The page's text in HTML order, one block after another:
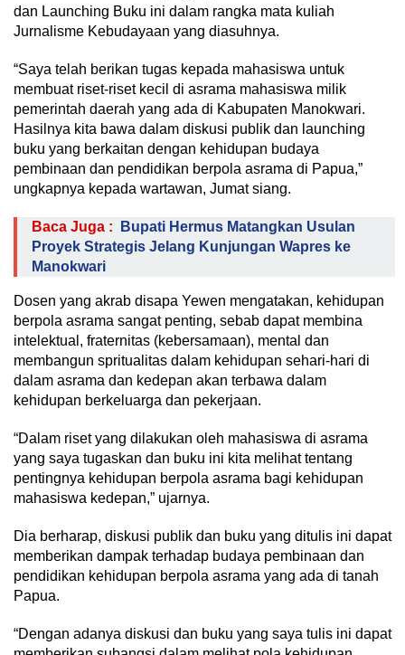
dan Launching Buku ini dalam rangka mata kuliah
Jurnalisme Kebudayaan yang diasuhnya.
“Saya telah berikan tugas kepada mahasiswa untuk
membuat riset-riset kecil di asrama mahasiswa milik
pemerintah daerah yang ada di Kabupaten Manokwari.
Hasilnya kita bawa dalam diskusi publik dan launching
buku yang berkaitan dengan kehidupan budaya
pembinaan dan pendidikan berpola asrama di Papua,”
ungkapnya kepada wartawan, Jumat siang.
Baca Juga :
Bupati Hermus Matangkan Usulan
Proyek Strategis Jelang Kunjungan Wapres ke
Manokwari
Dosen yang akrab disapa Yewen mengatakan, kehidupan
berpola asrama sangat penting, sebab dapat membina
intelektual, fraternitas (kebersamaan), mental dan
membangun spritualitas dalam kehidupan sehari-hari di
dalam asrama dan kedepan akan terbawa dalam
kehidupan berkeluarga dan pekerjaan.
“Dalam riset yang dilakukan oleh mahasiswa di asrama
yang saya tugaskan dan buku ini kita melihat tentang
pentingnya kehidupan berpola asrama bagi kehidupan
mahasiswa kedepan,” ujarnya.
Dia berharap, diskusi publik dan buku yang ditulis ini dapat
memberikan dampak terhadap budaya pembinaan dan
pendidikan kehidupan berpola asrama yang ada di tanah
Papua.
“Dengan adanya diskusi dan buku yang saya tulis ini dapat